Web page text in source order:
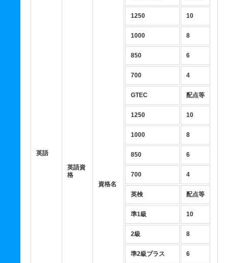
英語
英語資
格
資格名
1250 10
1000 8
850 6
700 4
GTEC 配点等
1250 10
1000 8
850 6
700 4
英検 配点等
準1級 10
2級 8
準2級プラス 6